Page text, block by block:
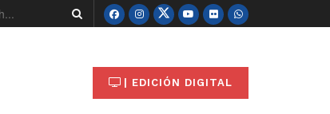
| EDICIÓN DIGITAL